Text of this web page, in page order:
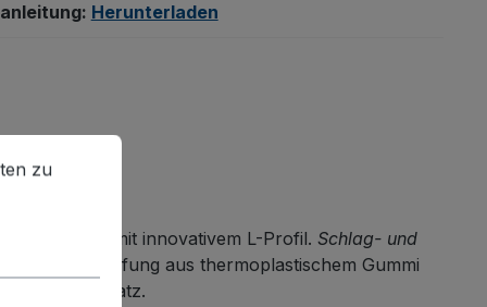
Herunterladen
mit innovativem L-Profil. Schlag- und
Bereifung aus thermoplastischem Gummi
Einsatz.
zu können.
Mehr Informationen ...
zu